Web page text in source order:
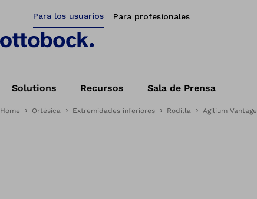
Para los usuarios Para profesionales
Solutions Recursos Sala de Prensa
Home Ortésica Extremidades inferiores Rodilla Agilium Vantage